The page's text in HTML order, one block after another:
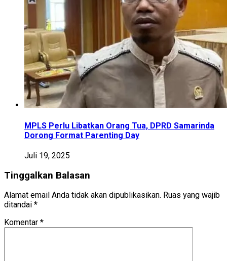
MPLS Perlu Libatkan Orang Tua, DPRD Samarinda
Dorong Format Parenting Day
Juli 19, 2025
Tinggalkan Balasan
Alamat email Anda tidak akan dipublikasikan. Ruas yang wajib
ditandai *
Komentar *